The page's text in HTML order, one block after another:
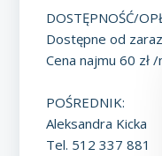
DOSTĘPNOŚĆ/
Dostępne od
Cena najmu 60 zł /
POŚREDNIK:
Aleksandra Kicka
Tel. 512 337 881